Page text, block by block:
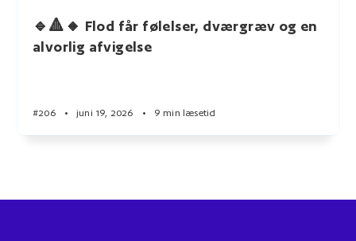
🔹🔺🔸 Flod får følelser, dværgræv og en
alvorlig afvigelse
#206 • juni 19, 2026 • 9 min læsetid